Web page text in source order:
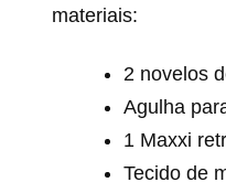
materiais:
2 novelos
Agulha
1 Maxxi
Tecido de